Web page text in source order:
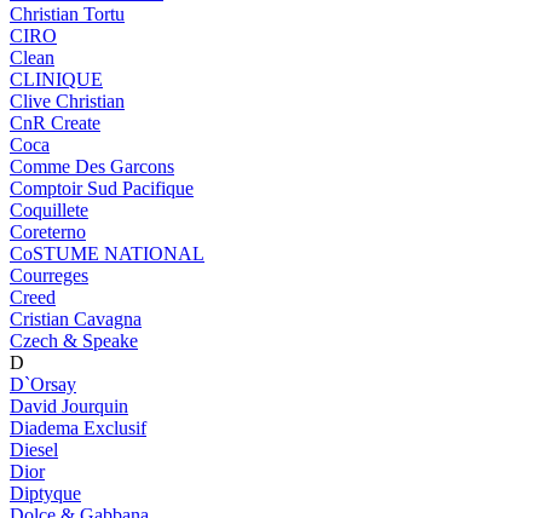
Christian Tortu
CIRO
Clean
CLINIQUE
Clive Christian
CnR Create
Coca
Comme Des Garcons
Comptoir Sud Pacifique
Coquillete
Coreterno
CoSTUME NATIONAL
Courreges
Creed
Cristian Cavagna
Czech & Speake
D
D`Orsay
David Jourquin
Diadema Exclusif
Diesel
Dior
Diptyque